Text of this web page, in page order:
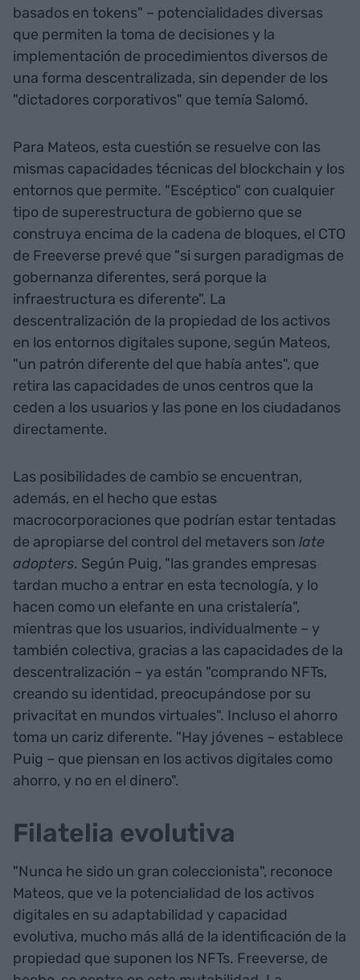
basados en tokens" – potencialidades diversas
que permiten la toma de decisiones y la
implementación de procedimientos diversos de
una forma descentralizada, sin depender de los
"dictadores corporativos" que temía Salomó.
Para Mateos, esta cuestión se resuelve con las
mismas capacidades técnicas del blockchain y los
entornos que permite. "Escéptico" con cualquier
tipo de superestructura de gobierno que se
construya encima de la cadena de bloques, el CTO
de Freeverse prevé que "si surgen paradigmas de
gobernanza diferentes, será porque la
infraestructura es diferente". La
descentralización de la propiedad de los activos
en los entornos digitales supone, según Mateos,
"un patrón diferente del que había antes", que
retira las capacidades de unos centros que la
ceden a los usuarios y las pone en los ciudadanos
directamente.
Las posibilidades de cambio se encuentran,
además, en el hecho que estas
macrocorporaciones que podrían estar tentadas
de apropiarse del control del metavers son late
adopters. Según Puig, "las grandes empresas
tardan mucho a entrar en esta tecnología, y lo
hacen como un elefante en una cristalería",
mientras que los usuarios, individualmente – y
también colectiva, gracias a las capacidades de la
descentralización – ya están "comprando NFTs,
creando su identidad, preocupándose por su
privacitat en mundos virtuales". Incluso el ahorro
toma un cariz diferente. "Hay jóvenes – establece
Puig – que piensan en los activos digitales como
ahorro, y no en el dinero".
Filatelia evolutiva
"Nunca he sido un gran coleccionista", reconoce
Mateos, que ve la potencialidad de los activos
digitales en su adaptabilidad y capacidad
evolutiva, mucho más allá de la identificación de la
propiedad que suponen los NFTs. Freeverse, de